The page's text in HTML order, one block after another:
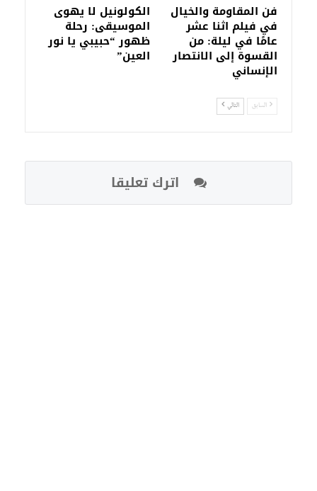
فن المقاومة والخيال
في فيلم اثنا عشر
عامًا في ليلة: من
القسوة إلى الانتصار
الإنساني
الكولونيل لا يهوى
الموسيقى: رحلة
ظهور “حبيبي يا نور
العين”
السابق التالي
اترك تعليقا